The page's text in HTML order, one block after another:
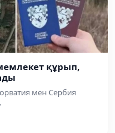
құрып,
мен Сербия